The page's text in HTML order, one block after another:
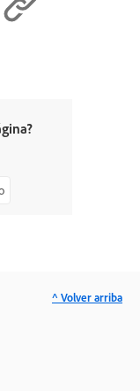
^ Volver arriba